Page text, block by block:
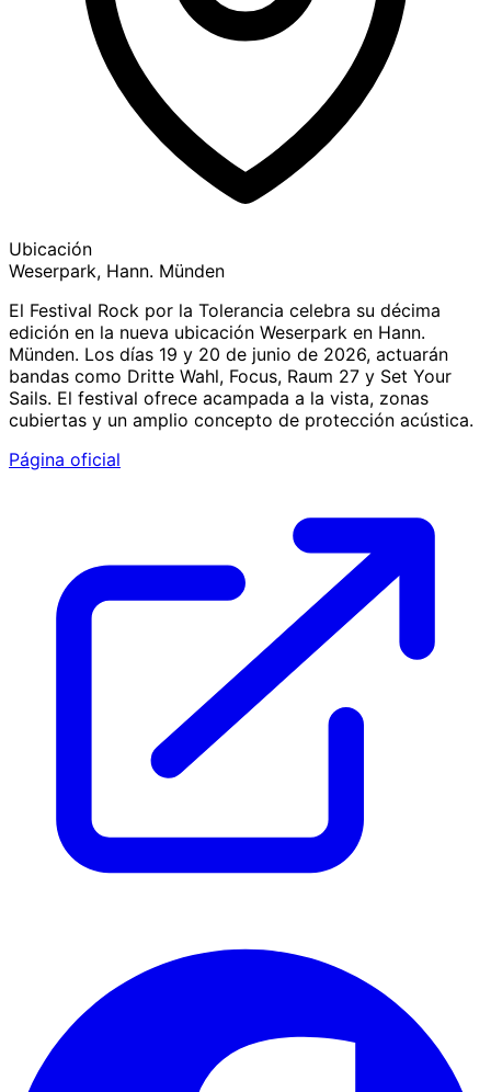
Ubicación
Weserpark, Hann. Münden
El Festival Rock por la Tolerancia celebra su décima
edición en la nueva ubicación Weserpark en Hann.
Münden. Los días 19 y 20 de junio de 2026, actuarán
bandas como Dritte Wahl, Focus, Raum 27 y Set Your
Sails. El festival ofrece acampada a la vista, zonas
cubiertas y un amplio concepto de protección acústica.
Página oficial